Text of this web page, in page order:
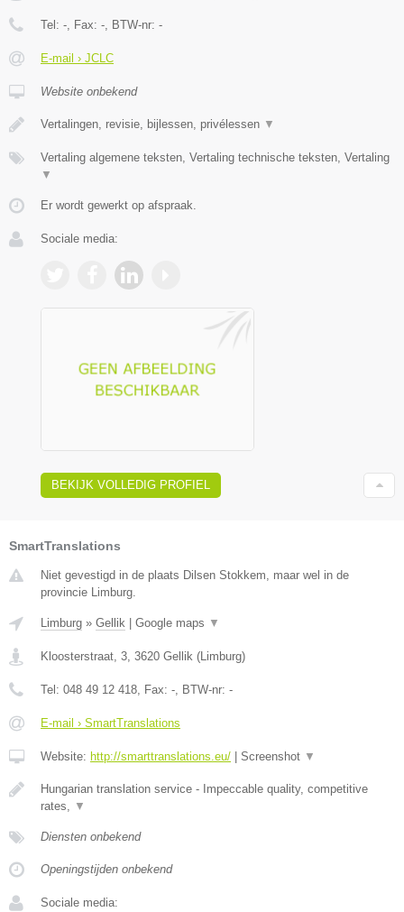
Tel: -, Fax: -, BTW-nr: -
E-mail › JCLC
Website onbekend
Vertalingen, revisie, bijlessen, privélessen ▼
Vertaling algemene teksten, Vertaling technische teksten, Vertaling
▼
Er wordt gewerkt op afspraak.
Sociale media:
BEKIJK VOLLEDIG PROFIEL
SmartTranslations
Niet gevestigd in de plaats Dilsen Stokkem, maar wel in de
provincie Limburg.
Limburg » Gellik Google maps ▼
Kloosterstraat, 3, 3620 Gellik (Limburg)
Tel: 048 49 12 418, Fax: -, BTW-nr: -
E-mail › SmartTranslations
Website: http://smarttranslations.eu/ Screenshot ▼
Hungarian translation service - Impeccable quality, competitive
rates, ▼
Diensten onbekend
Openingstijden onbekend
Sociale media: